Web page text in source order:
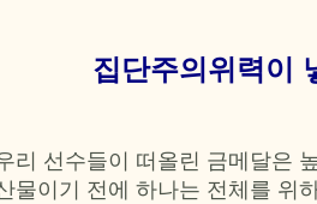
집단주의위력이
리 선수들이 떠올린 금메달은
물이기 전에 하나는 전체를 위